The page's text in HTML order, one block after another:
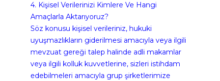
4. Kişisel Verilerinizi Kimlere Ve Hangi
Amaçlarla Aktarıyoruz?
Söz konusu kişisel verileriniz, hukuki
uyuşmazlıkların giderilmesi amacıyla veya ilgili
mevzuat gereği talep halinde adli makamlar
veya ilgili kolluk kuvvetlerine, sizleri istihdam
edebilmeleri amacıyla grup şirketlerimize